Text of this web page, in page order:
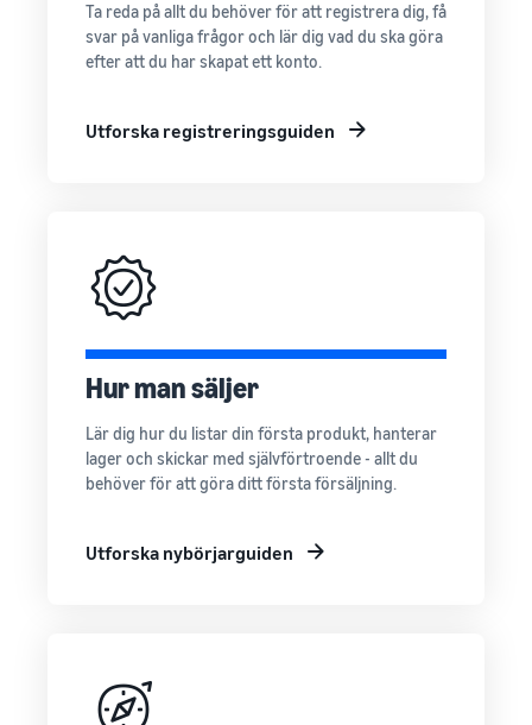
Ta reda på allt du behöver för att registrera dig, få
svar på vanliga frågor och lär dig vad du ska göra
efter att du har skapat ett konto.
Utforska registreringsguiden
Hur man säljer
Lär dig hur du listar din första produkt, hanterar
lager och skickar med självförtroende - allt du
behöver för att göra ditt första försäljning.
Utforska nybörjarguiden